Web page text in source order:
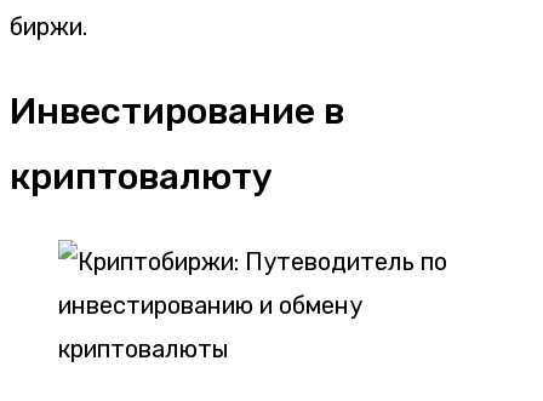
биржи.
Инвестирование в
криптовалюту